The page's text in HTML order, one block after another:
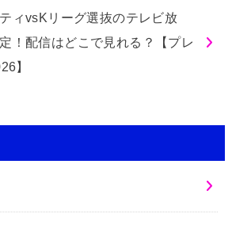
ィvsKリーグ選抜のテレビ放
！配信はどこで見れる？【プレ
】